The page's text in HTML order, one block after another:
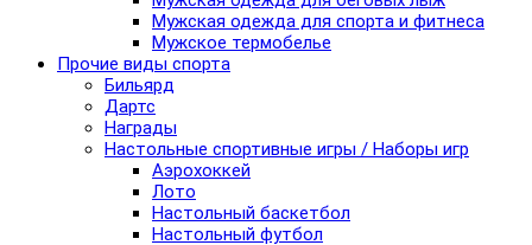
Мужская одежда для спорта и фитнеса
Мужское термобелье
Прочие виды спорта
Бильярд
Дартс
Награды
Настольные спортивные игры / Наборы игр
Аэрохоккей
Лото
Настольный баскетбол
Настольный футбол